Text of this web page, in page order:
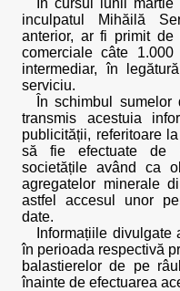
În cursul lunii
inculpatul Mihăilă
anterior, ar fi primit
comerciale câte
intermediar, în
serviciu.
În schimbul
transmis acestuia
publicității, referitoare
să fie efectuate de
societățile având ca
agregatelor minerale
astfel accesul unor
date.
Informațiile
în perioada respectivă
balastierelor de pe
înainte de efectuarea